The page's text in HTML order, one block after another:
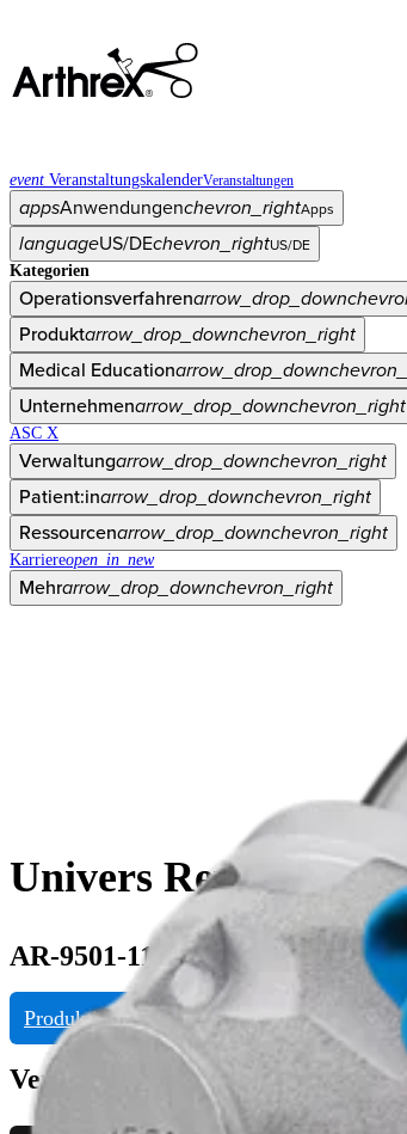
event VeranstaltungskalenderVeranstaltungen
appsAnwendungenchevron_rightApps
languageUS/DEchevron_rightUS/DE
Kategorien
Operationsverfahrenarrow_drop_down
Produktarrow_drop_downchevron_right
Medical Educationarrow_drop_down
Unternehmenarrow_drop_downchevron_right
ASC X
Verwaltungarrow_drop_downchevron_right
Patient:inarrow_drop_downchevron_right
Ressourcenarrow_drop_downchevron_right
Karriereopen_in_new
Mehrarrow_drop_downchevron_right
Univers Revers,
AR-9501-11S
Produktinformationen anfragen eDFU
Verwandte Seiten